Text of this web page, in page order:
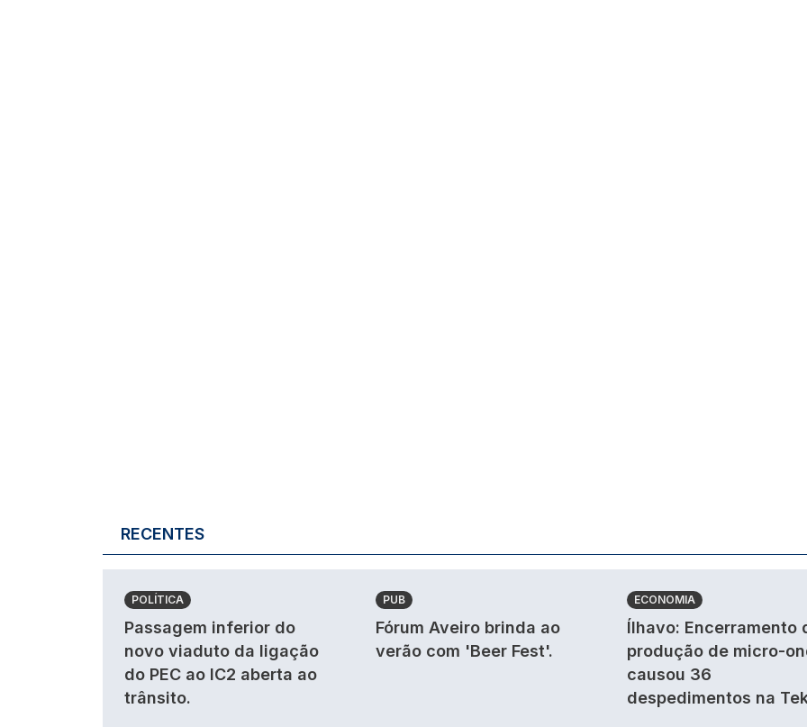
RECENTES
POLÍTICA
Passagem inferior do
novo viaduto da ligação
do PEC ao IC2 aberta ao
trânsito.
PUB
Fórum Aveiro brinda ao
verão com 'Beer Fest'.
ECONOMIA
Ílhavo: Encerramento
produção de micro-
causou 36
despedimentos na